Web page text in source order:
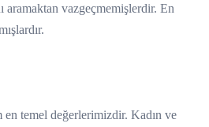
aramaktan vazgeçmemişlerdir. En
temel değerlerimizdir. Kadın ve